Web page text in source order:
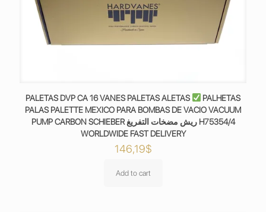
PALETAS DVP CA 16 VANES PALETAS ALETAS
PALHETAS
PALAS PALETTE MEXICO PARA BOMBAS DE VACIO VACUUM
PUMP CARBON SCHIEBER ريش مضخات التفريغ H75354/4
WORLDWIDE FAST DELIVERY
146,19$
Add to cart